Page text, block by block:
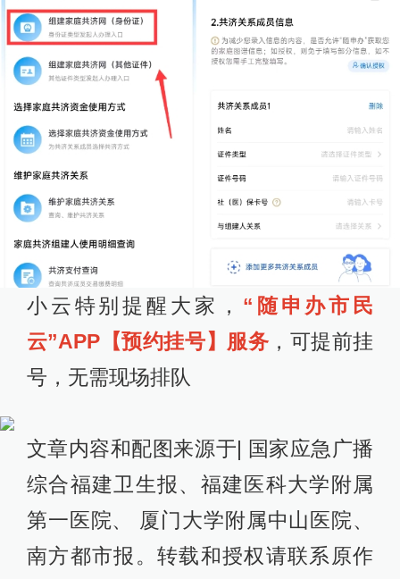
小云特别提醒大家， “随申办市民
云”APP【预约挂号】服务 ，可提前挂
号，无需现场排队
文章内容和配图来源于| 国家应急广播
综合福建卫生报、福建医科大学附属
第一医院、 厦门大学附属中山医院、
南方都市报。转载和授权请联系原作